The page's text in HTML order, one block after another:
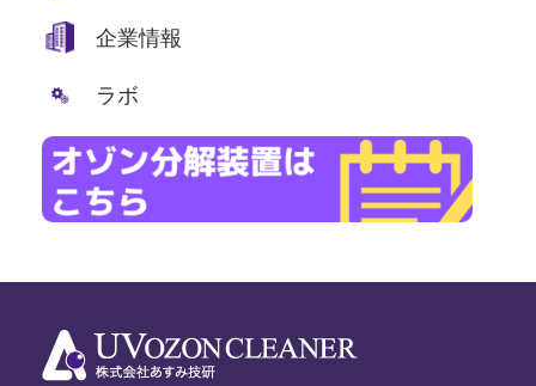
企業情報
ラボ